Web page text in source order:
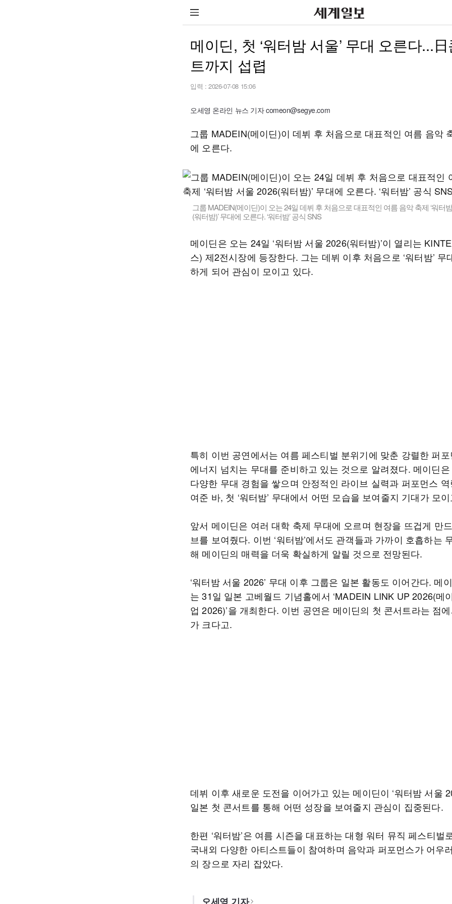
메이딘, 첫 ‘워터밤 서울’ 무대 오른다...日
트까지 섭렵
입력 : 2026-07-08 15:06
오세영 온라인 뉴스 기자 comeon@segye.com
그룹 MADEIN(메이딘)이 데뷔 후 처음으로 대표적인 여름 음악
에 오른다.
그룹 MADEIN(메이딘)이 오는 24일 데뷔 후 처음으로 대표적인 여름 음악 축제 ‘워터
(워터밤)’ 무대에 오른다. ‘워터밤’ 공식 SNS
메이딘은 오는 24일 ‘워터밤 서울 2026(워터밤)’이 열리는
스) 제2전시장에 등장한다. 그는 데뷔 이후 처음으로 ‘워터밤’ 무
하게 되어 관심이 모이고 있다.
특히 이번 공연에서는 여름 페스티벌 분위기에 맞춘 강렬한 퍼
에너지 넘치는 무대를 준비하고 있는 것으로 알려졌다. 메이딘
다양한 무대 경험을 쌓으며 안정적인 라이브 실력과 퍼포먼스 역
여준 바, 첫 ‘워터밤’ 무대에서 어떤 모습을 보여줄지 기대가 모
앞서 메이딘은 여러 대학 축제 무대에 오르며 현장을 뜨겁게 만
브를 보여줬다. 이번 ‘워터밤’에서도 관객들과 가까이 호흡하는
해 메이딘의 매력을 더욱 확실하게 알릴 것으로 전망된다.
‘워터밤 서울 2026’ 무대 이후 그룹은 일본 활동도 이어간다. 메
는 31일 일본 고베월드 기념홀에서 ‘MADEIN LINK UP 2026(메
업 2026)’을 개최한다. 이번 공연은 메이딘의 첫 콘서트라는 점
가 크다고.
데뷔 이후 새로운 도전을 이어가고 있는 메이딘이 ‘워터밤 서울
일본 첫 콘서트를 통해 어떤 성장을 보여줄지 관심이 집중된다.
한편 ‘워터밤’은 여름 시즌을 대표하는 대형 워터 뮤직 페스티벌
국내외 다양한 아티스트들이 참여하며 음악과 퍼포먼스가 어우
의 장으로 자리 잡았다.